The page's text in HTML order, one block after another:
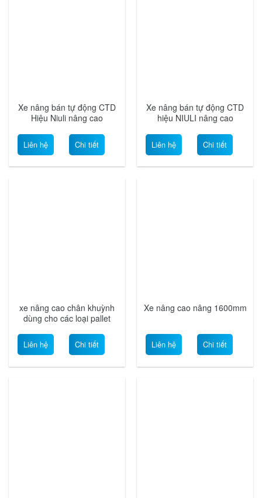
Xe nâng bán tự động CTD
Hiệu Niuli nâng cao
Liên hệ Chi tiết
Xe nâng bán tự động CTD
hiệu NIULI nâng cao
Liên hệ Chi tiết
xe nâng cao chân khuỳnh
dùng cho các loại pallet
Liên hệ Chi tiết
Xe nâng cao nâng 1600mm
Liên hệ Chi tiết